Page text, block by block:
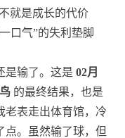
就是成长的代价
口气”的失利垫脚
是输了。这是02月
的最终结果，也是
老表走出体育馆，冷
点。虽然输了球，但